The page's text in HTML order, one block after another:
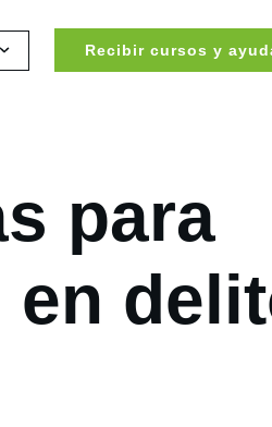
Recibir cursos y
para
en